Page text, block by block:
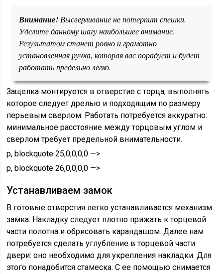
Внимание! Высверливание не потерпит спешки.
Уделите данному шагу наибольшее внимание.
Результатом станет ровно и грамотно
установленная ручка, которая вас порадует и будет
работать предельно легко.
Защелка монтируется в отверстие с торца, выполнять
которое следует дрелью и подходящим по размеру
перьевым сверлом. Работать потребуется аккуратно:
минимальное расстояние между торцовым углом и
сверлом требует предельной внимательности.
p, blockquote 25,0,0,0,0 —>
p, blockquote 26,0,0,0,0 —>
Устанавливаем замок
В готовые отверстия легко устанавливается механизм
замка. Накладку следует плотно прижать к торцевой
части полотна и обрисовать карандашом. Далее нам
потребуется сделать углубление в торцевой части
двери: оно необходимо для укрепления накладки. Для
этого понадобится стамеска. С ее помощью снимается